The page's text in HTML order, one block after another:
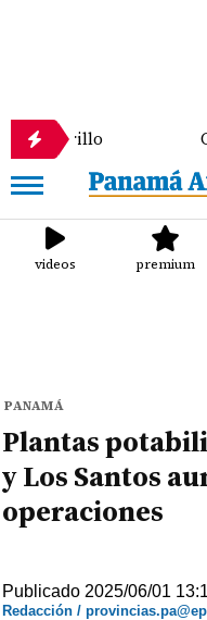
Costa
videos premium
PANAMÁ
Plantas
y Los Santos
operaciones
Publicado 2025/06/01
Redacción /